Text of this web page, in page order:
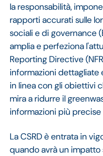
la responsabilità,
rapporti accurati sulle
sociali e di governance
amplia e perfeziona
Reporting Directive
informazioni dettagliate
in linea con gli obiettivi
mira a ridurre il
informazioni più
La CSRD è entrata in
quando avrà un